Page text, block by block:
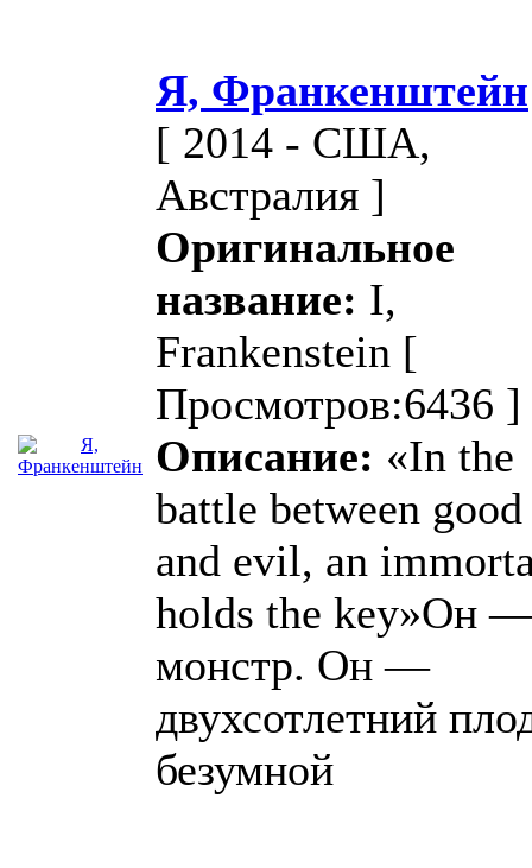
Я, Франкенштейн
[ 2014 - США,
Австралия ]
Оригинальное
название: I,
Frankenstein [
Просмотров:6436 ]
Описание: «In the
battle between good
and evil, an
holds the key»Он
монстр. Он —
двухсотлетний
безумной